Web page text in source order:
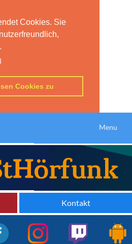
Cookies. Sie
Cookies zu
Menu
Kontakt